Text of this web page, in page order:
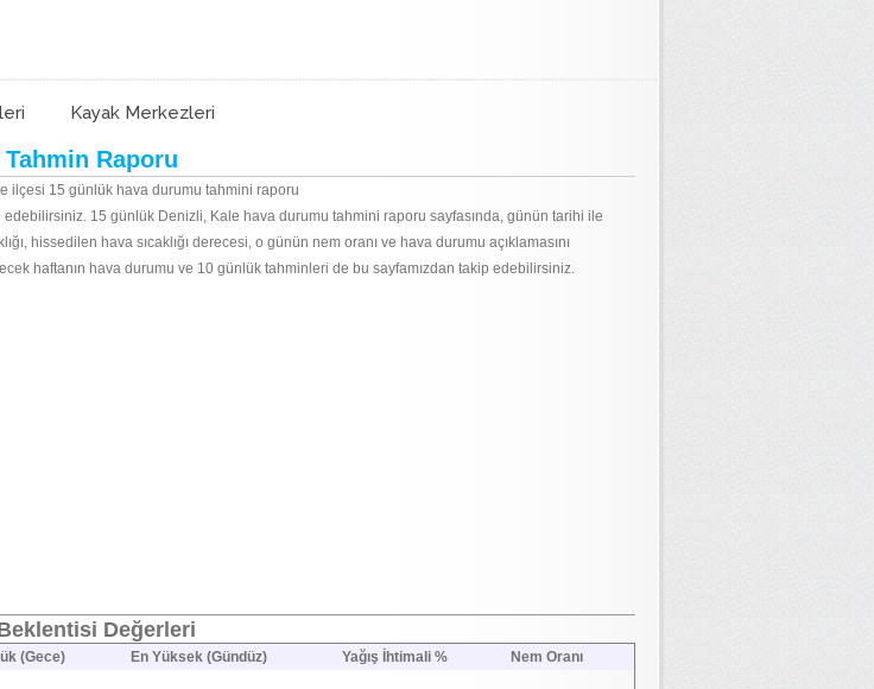
Kayak Merkezleri
Raporu
ilçesi 15 günlük hava durumu tahmini raporu
15 günlük Denizli, Kale hava durumu tahmini raporu sayfasında, günün tarihi ile
hissedilen hava sıcaklığı derecesi, o günün nem oranı ve hava durumu açıklamasını
haftanın hava durumu ve 10 günlük tahminleri de bu sayfamızdan takip edebilirsiniz.
Değerleri
(Gece) En Yüksek (Gündüz) Yağış İhtimali % Nem Oranı